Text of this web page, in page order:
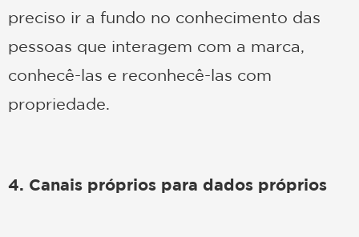
preciso ir a fundo no conhecimento das
pessoas que interagem com a marca,
conhecê-las e reconhecê-las com
propriedade.
4. Canais próprios para dados próprios